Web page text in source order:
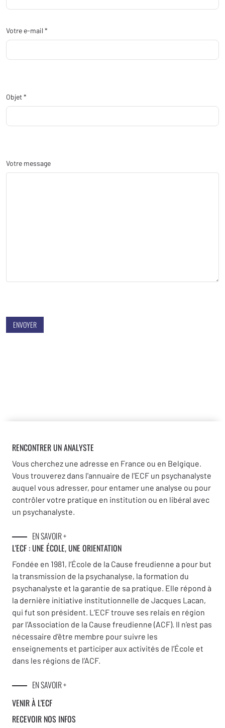
Votre e-mail *
Objet *
Votre message
ENVOYER
RENCONTRER UN ANALYSTE
Vous cherchez une adresse en France ou en Belgique.
Vous trouverez dans l'annuaire de l'ECF un psychanalyste
auquel vous adresser, pour entamer une analyse ou pour
contrôler votre pratique en institution ou en libéral avec
un psychanalyste.
EN SAVOIR +
L'ECF : UNE ÉCOLE, UNE ORIENTATION
Fondée en 1981, l’École de la Cause freudienne a pour but
la transmission de la psychanalyse, la formation du
psychanalyste et la garantie de sa pratique. Elle répond à
la dernière initiative institutionnelle de Jacques Lacan,
qui fut son président. L’ECF trouve ses relais en région
par l’Association de la Cause freudienne (ACF). Il n’est pas
nécessaire d’être membre pour suivre les
enseignements et participer aux activités de l’École et
dans les régions de l’ACF.
EN SAVOIR +
VENIR À L’ECF
RECEVOIR NOS INFOS